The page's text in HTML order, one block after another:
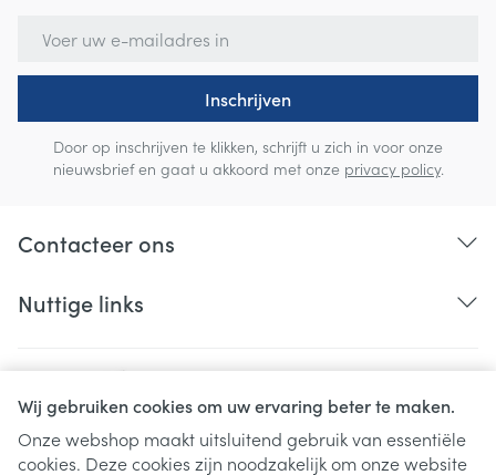
Wij gebruiken cookies om uw ervaring beter te maken.
Onze webshop maakt uitsluitend gebruik van essentiële
cookies. Deze cookies zijn noodzakelijk om onze website
Inschrijven
Door op inschrijven te klikken, schrijft u zich in voor onze
nieuwsbrief en gaat u akkoord met onze privacy policy.
Contacteer ons
Nuttige links